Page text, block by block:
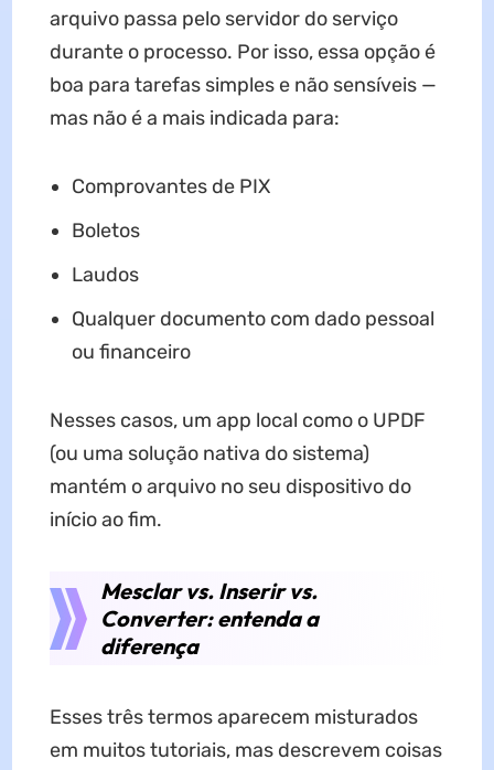
arquivo passa pelo servidor do serviço
durante o processo. Por isso, essa opção é
boa para tarefas simples e não sensíveis —
mas não é a mais indicada para:
Comprovantes de PIX
Boletos
Laudos
Qualquer documento com dado pessoal
ou financeiro
Nesses casos, um app local como o UPDF
(ou uma solução nativa do sistema)
mantém o arquivo no seu dispositivo do
início ao fim.
Mesclar vs. Inserir vs.
Converter: entenda a
diferença
Esses três termos aparecem misturados
em muitos tutoriais, mas descrevem coisas